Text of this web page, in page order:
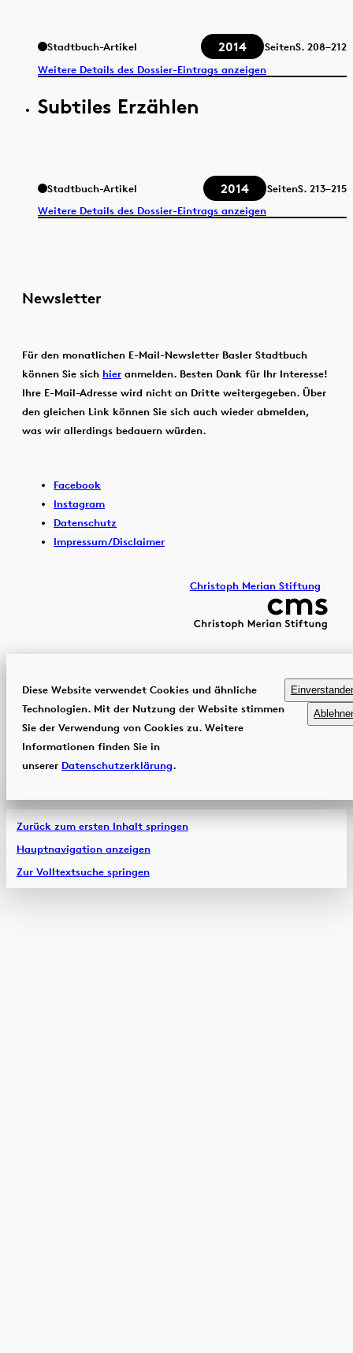
Stadtbuch-Artikel 2014 SeitenS. 208–212
Weitere Details des Dossier-Eintrags anzeigen
Subtiles Erzählen
Stadtbuch-Artikel 2014 SeitenS. 213–215
Weitere Details des Dossier-Eintrags anzeigen
Newsletter
Für den monatlichen E-Mail-Newsletter Basler Stadtbuch
können Sie sich hier anmelden. Besten Dank für Ihr Interesse!
Ihre E-Mail-Adresse wird nicht an Dritte weitergegeben. Über
den gleichen Link können Sie sich auch wieder abmelden,
was wir allerdings bedauern würden.
Facebook
Instagram
Datenschutz
Impressum/Disclaimer
Christoph Merian Stiftung
Diese Website verwendet Cookies und ähnliche
Technologien. Mit der Nutzung der Website stimmen
Sie der Verwendung von Cookies zu. Weitere
Informationen finden Sie in
unserer Datenschutzerklärung.
Zurück zum ersten Inhalt springen
Hauptnavigation anzeigen
Zur Volltextsuche springen